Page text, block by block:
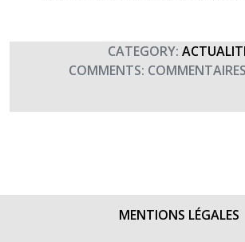
CATEGORY:
COMMENTS:
MENTIONS LÉGALES